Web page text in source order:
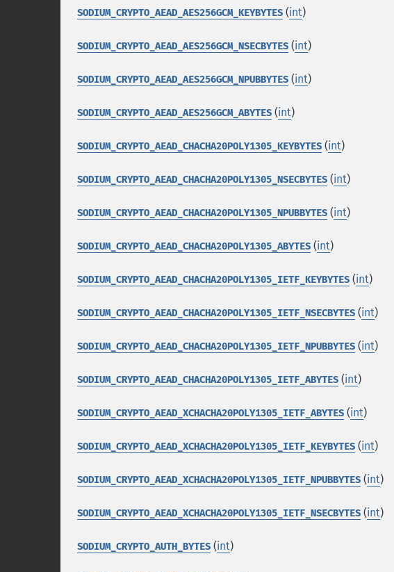
SODIUM_CRYPTO_AEAD_AES256GCM_KEYBYTES (int)
SODIUM_CRYPTO_AEAD_AES256GCM_NSECBYTES (int)
SODIUM_CRYPTO_AEAD_AES256GCM_NPUBBYTES (int)
SODIUM_CRYPTO_AEAD_AES256GCM_ABYTES (int)
SODIUM_CRYPTO_AEAD_CHACHA20POLY1305_KEYBYTES (int)
SODIUM_CRYPTO_AEAD_CHACHA20POLY1305_NSECBYTES (int)
SODIUM_CRYPTO_AEAD_CHACHA20POLY1305_NPUBBYTES (int)
SODIUM_CRYPTO_AEAD_CHACHA20POLY1305_ABYTES (int)
SODIUM_CRYPTO_AEAD_CHACHA20POLY1305_IETF_KEYBYTES (int)
SODIUM_CRYPTO_AEAD_CHACHA20POLY1305_IETF_NSECBYTES (int)
SODIUM_CRYPTO_AEAD_CHACHA20POLY1305_IETF_NPUBBYTES (int)
SODIUM_CRYPTO_AEAD_CHACHA20POLY1305_IETF_ABYTES (int)
SODIUM_CRYPTO_AEAD_XCHACHA20POLY1305_IETF_ABYTES (int)
SODIUM_CRYPTO_AEAD_XCHACHA20POLY1305_IETF_KEYBYTES (int)
SODIUM_CRYPTO_AEAD_XCHACHA20POLY1305_IETF_NPUBBYTES (int)
SODIUM_CRYPTO_AEAD_XCHACHA20POLY1305_IETF_NSECBYTES (int)
SODIUM_CRYPTO_AUTH_BYTES (int)